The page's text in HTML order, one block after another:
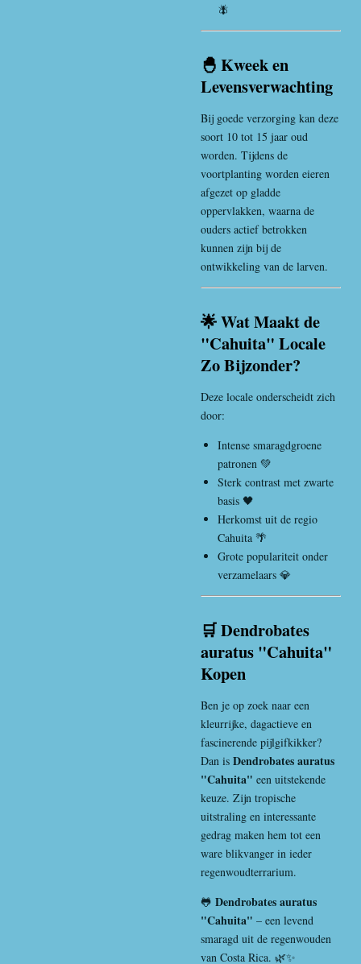
🪰
🐣 Kweek en
Levensverwachting
Bij goede verzorging kan deze
soort 10 tot 15 jaar oud
worden. Tijdens de
voortplanting worden eieren
afgezet op gladde
oppervlakken, waarna de
ouders actief betrokken
kunnen zijn bij de
ontwikkeling van de larven.
🌟 Wat Maakt de
"Cahuita" Locale
Zo Bijzonder?
Deze locale onderscheidt zich
door:
Intense smaragdgroene
patronen 💚
Sterk contrast met zwarte
basis 🖤
Herkomst uit de regio
Cahuita 🌴
Grote populariteit onder
verzamelaars 💎
🛒 Dendrobates
auratus "Cahuita"
Kopen
Ben je op zoek naar een
kleurrijke, dagactieve en
fascinerende pijlgifkikker?
Dan is Dendrobates auratus
"Cahuita" een uitstekende
keuze. Zijn tropische
uitstraling en interessante
gedrag maken hem tot een
ware blikvanger in ieder
regenwoudterrarium.
🐸 Dendrobates auratus
"Cahuita" – een levend
smaragd uit de regenwouden
van Costa Rica. 🌿✨